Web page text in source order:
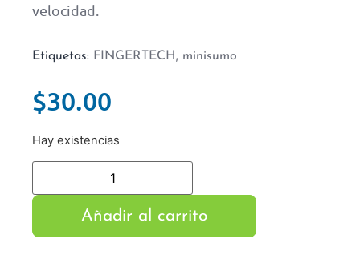
velocidad.
Etiquetas: FINGERTECH, minisumo
$30.00
Hay existencias
Añadir al carrito